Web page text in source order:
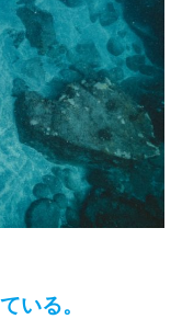
いる。